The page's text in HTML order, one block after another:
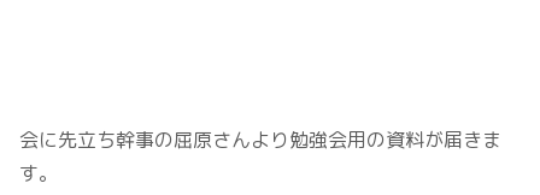
会に先立ち幹事の屈原さんより勉強会用の資料が届きま
す。